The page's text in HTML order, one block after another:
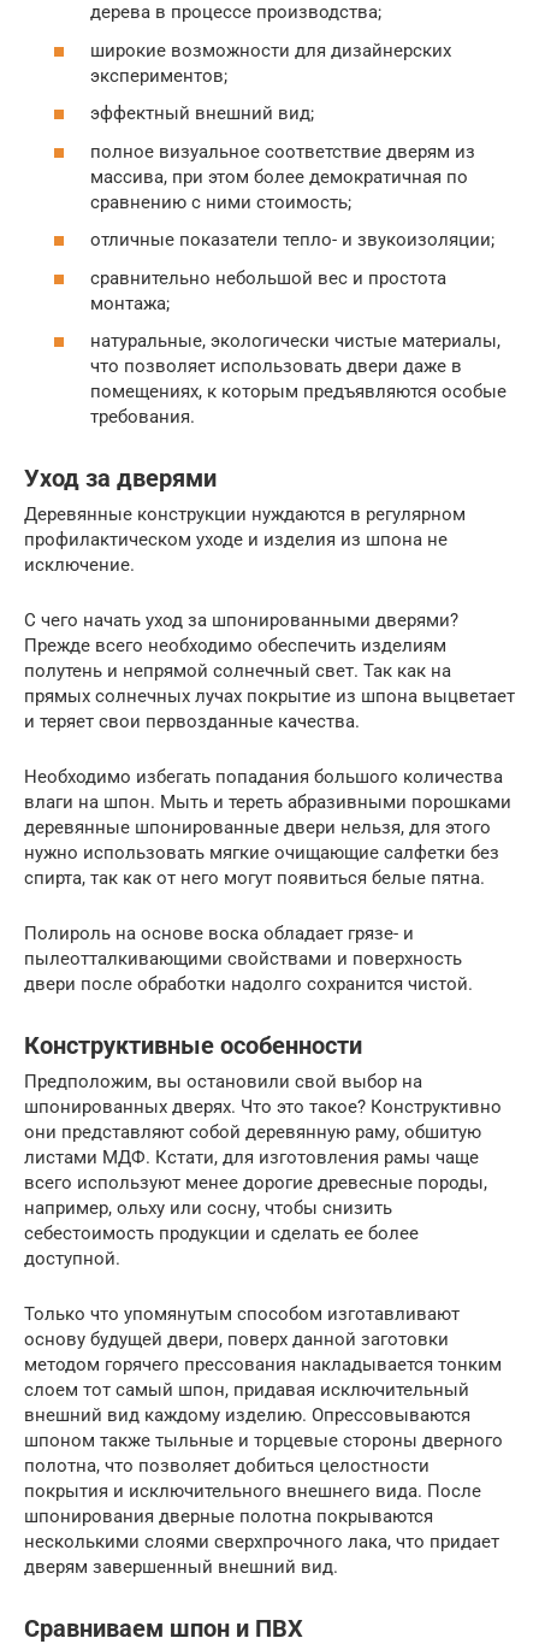
дерева в процессе производства;
широкие возможности для дизайнерских
экспериментов;
эффектный внешний вид;
полное визуальное соответствие дверям из
массива, при этом более демократичная по
сравнению с ними стоимость;
отличные показатели тепло- и звукоизоляции;
сравнительно небольшой вес и простота
монтажа;
натуральные, экологически чистые материалы,
что позволяет использовать двери даже в
помещениях, к которым предъявляются особые
требования.
Уход за дверями
Деревянные конструкции нуждаются в регулярном
профилактическом уходе и изделия из шпона не
исключение.
С чего начать уход за шпонированными дверями?
Прежде всего необходимо обеспечить изделиям
полутень и непрямой солнечный свет. Так как на
прямых солнечных лучах покрытие из шпона выцветает
и теряет свои первозданные качества.
Необходимо избегать попадания большого количества
влаги на шпон. Мыть и тереть абразивными порошками
деревянные шпонированные двери нельзя, для этого
нужно использовать мягкие очищающие салфетки без
спирта, так как от него могут появиться белые пятна.
Полироль на основе воска обладает грязе- и
пылеотталкивающими свойствами и поверхность
двери после обработки надолго сохранится чистой.
Конструктивные особенности
Предположим, вы остановили свой выбор на
шпонированных дверях. Что это такое? Конструктивно
они представляют собой деревянную раму, обшитую
листами МДФ. Кстати, для изготовления рамы чаще
всего используют менее дорогие древесные породы,
например, ольху или сосну, чтобы снизить
себестоимость продукции и сделать ее более
доступной.
Только что упомянутым способом изготавливают
основу будущей двери, поверх данной заготовки
методом горячего прессования накладывается тонким
слоем тот самый шпон, придавая исключительный
внешний вид каждому изделию. Опрессовываются
шпоном также тыльные и торцевые стороны дверного
полотна, что позволяет добиться целостности
покрытия и исключительного внешнего вида. После
шпонирования дверные полотна покрываются
несколькими слоями сверхпрочного лака, что придает
дверям завершенный внешний вид.
Сравниваем шпон и ПВХ